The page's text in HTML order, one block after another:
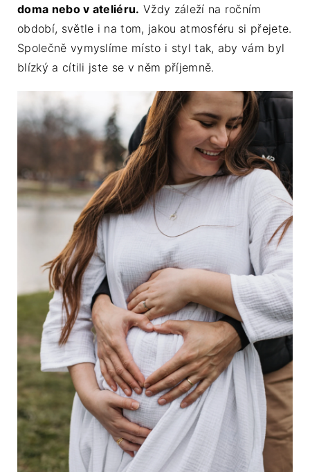
doma nebo v ateliéru. Vždy záleží na ročním
období, světle i na tom, jakou atmosféru si přejete.
Společně vymyslíme místo i styl tak, aby vám byl
blízký a cítili jste se v něm příjemně.